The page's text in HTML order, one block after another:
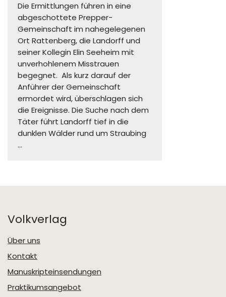
Die Ermittlungen führen in eine
abgeschottete Prepper-
Gemeinschaft im nahegelegenen
Ort Rattenberg, die Landorff und
seiner Kollegin Elin Seeheim mit
unverhohlenem Misstrauen
begegnet. Als kurz darauf der
Anführer der Gemeinschaft
ermordet wird, überschlagen sich
die Ereignisse. Die Suche nach dem
Täter führt Landorff tief in die
dunklen Wälder rund um Straubing
…
Volkverlag
Über uns
Kontakt
Manuskripteinsendungen
Praktikumsangebot